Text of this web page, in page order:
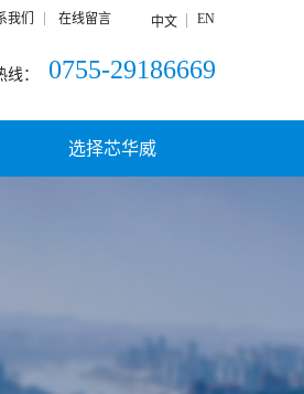
我们 在线留言 中文 EN
线： 0755-29186669
选择芯华威